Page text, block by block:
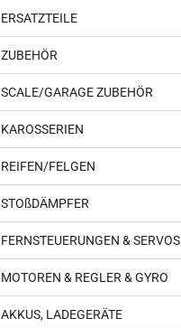
ERSATZTEILE
ZUBEHÖR
SCALE/GARAGE ZUBEHÖR
KAROSSERIEN
REIFEN/FELGEN
STOßDÄMPFER
FERNSTEUERUNGEN & SERVOS
MOTOREN & REGLER & GYRO
AKKUS, LADEGERÄTE